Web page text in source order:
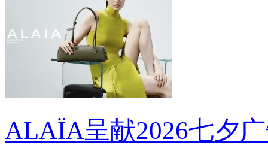
ALAÏA呈献2026七夕